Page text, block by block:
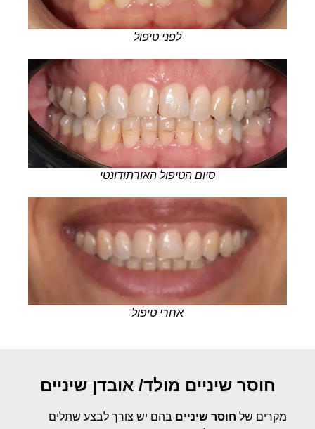
לפני טיפול
סיום הטיפול האורתודונטי
אחרי טיפול
חוסר שיניים מולד/ אובדן שיניים
מקרים של חוסר שיניים בהם יש צורך לבצע שתלים